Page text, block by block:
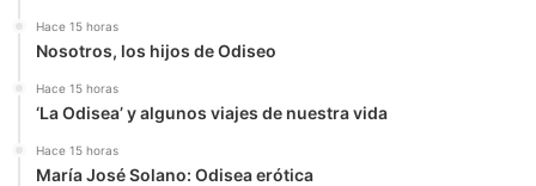
Hace 15 horas
Nosotros, los hijos de Odiseo
Hace 15 horas
‘La Odisea’ y algunos viajes de nuestra vida
Hace 15 horas
María José Solano: Odisea erótica